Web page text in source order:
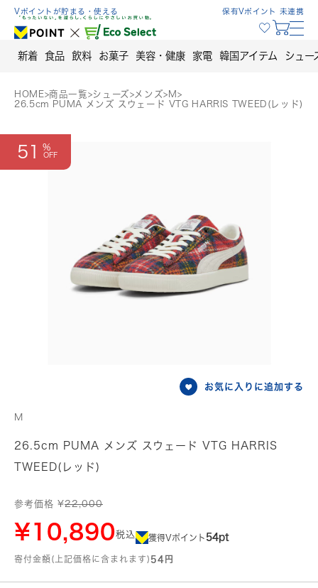
Skip
content
Vポイントが貯まる・使える 保有Vポイント 未連携
新着 食品 飲料 お菓子 美容・健康 家電 韓国アイテム シュー
HOME>商品一覧>シューズ > メンズ> M >
26.5cm PUMA メンズ スウェード VTG HARRIS TWEED(レッド)
51
お気に入りに追加する
M
26.5cm PUMA メンズ スウェード VTG HARRIS
TWEED(レッド)
参考価格 ¥22,000
¥10,890税込 獲得Vポイント 54pt
寄付金額(上記価格に含まれます) 54円